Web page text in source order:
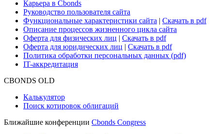
Карьера в Cbonds
Руководство пользователя сайта
Функциональные характеристики сайта | Скачать в pdf
Описание процессов жизненного цикла сайта
Оферта для физических лиц | Скачать в pdf
Оферта для юридических лиц | Скачать в pdf
Политика обработки персональных данных (pdf)
IT-аккредитация
CBONDS OLD
Калькулятор
Поиск котировок облигаций
Ближайшие конференции Cbonds Congress